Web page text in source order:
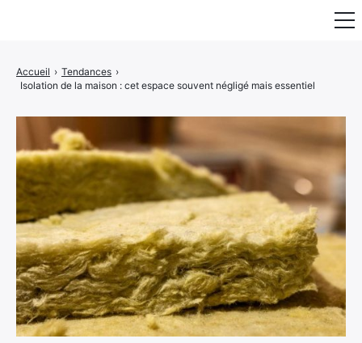
Accueil › Tendances ›
Isolation de la maison : cet espace souvent négligé mais essentiel
Mobilier & Rangement
Luminaire
Maison
Art & Décoration
Portraits